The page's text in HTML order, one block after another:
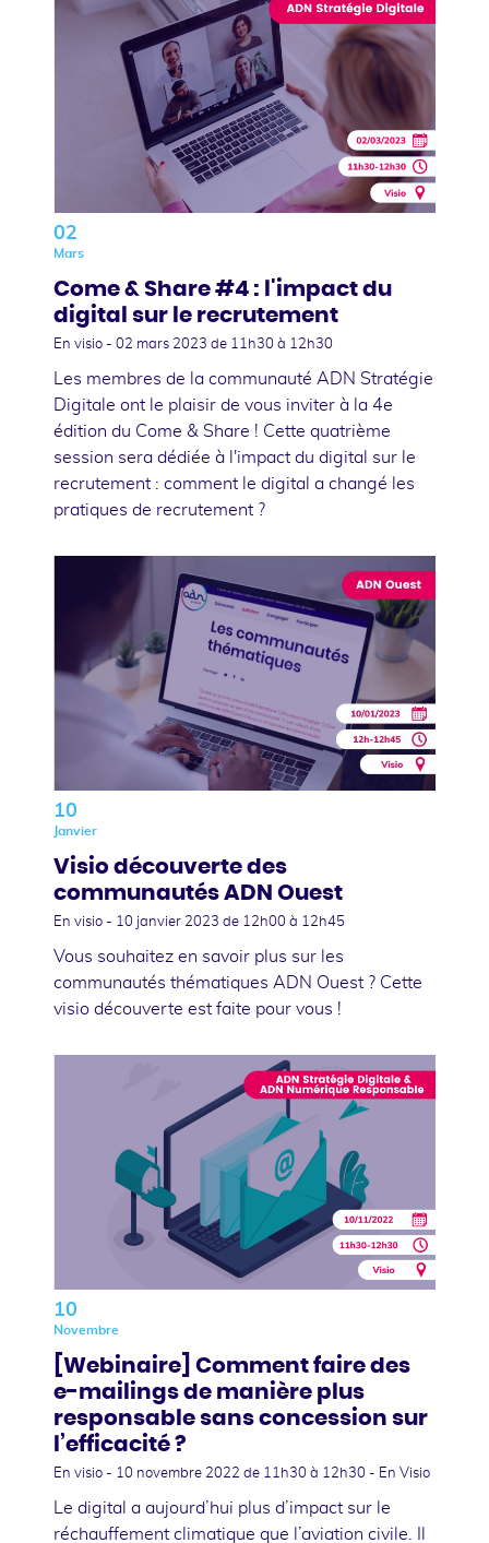
02
Mars
Come & Share #4 : l'impact du
digital sur le recrutement
En visio - 02 mars 2023 de 11h30 à 12h30
Les membres de la communauté ADN Stratégie
Digitale ont le plaisir de vous inviter à la 4e
édition du Come & Share ! Cette quatrième
session sera dédiée à l'impact du digital sur le
recrutement : comment le digital a changé les
pratiques de recrutement ?
10
Janvier
Visio découverte des
communautés ADN Ouest
En visio - 10 janvier 2023 de 12h00 à 12h45
Vous souhaitez en savoir plus sur les
communautés thématiques ADN Ouest ? Cette
visio découverte est faite pour vous !
10
Novembre
[Webinaire] Comment faire des
e-mailings de manière plus
responsable sans concession sur
l’efficacité ?
En visio - 10 novembre 2022 de 11h30 à 12h30 - En Visio
Le digital a aujourd’hui plus d’impact sur le
réchauffement climatique que l’aviation civile. Il